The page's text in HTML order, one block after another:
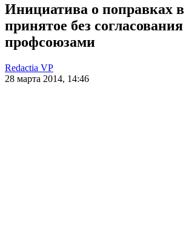
Инициатива о поправках
принятое без согласования
профсоюзами
Redactia VP
28 марта 2014, 14:46